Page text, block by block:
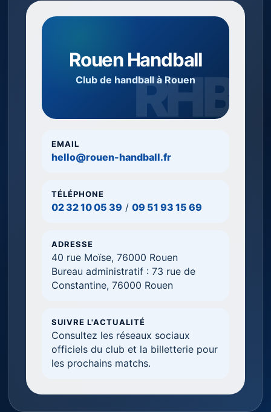
Rouen Handball
Club de handball à Rouen
EMAIL
hello@rouen-handball.fr
TÉLÉPHONE
02 32 10 05 39 / 09 51 93 15 69
ADRESSE
40 rue Moïse, 76000 Rouen
Bureau administratif : 73 rue de
Constantine, 76000 Rouen
SUIVRE L'ACTUALITÉ
Consultez les réseaux sociaux
officiels du club et la billetterie pour
les prochains matchs.